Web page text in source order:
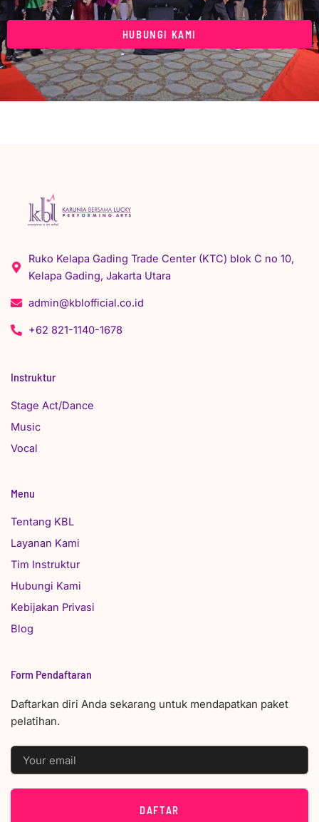
HUBUNGI KAMI
Ruko Kelapa Gading Trade Center (KTC) blok C no 10,
Kelapa Gading, Jakarta Utara
admin@kblofficial.co.id
+62 821-1140-1678
Instruktur
Stage Act/Dance
Music
Vocal
Menu
Tentang KBL
Layanan Kami
Tim Instruktur
Hubungi Kami
Kebijakan Privasi
Blog
Form Pendaftaran
Daftarkan diri Anda sekarang untuk mendapatkan paket
pelatihan.
EMAIL
DAFTAR